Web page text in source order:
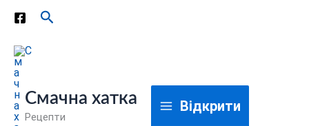
Перейти
вмісту
Пошук
Смачна хатка
Рецепти
Відкрити